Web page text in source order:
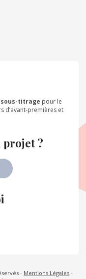
sous-titrage pour le
d’avant-premières et
projet ?
- Mentions Légales -